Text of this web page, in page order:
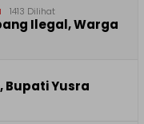
1413 Dilihat
Ilegal, Warga
Bupati Yusra